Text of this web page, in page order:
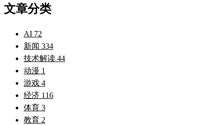
文章分类
AI 72
新闻 334
技术解读 44
动漫 1
游戏 4
经济 116
体育 3
教育 2